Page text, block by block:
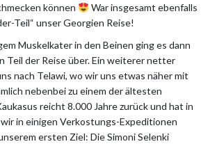
können
War insgesamt ebenfalls
Teil“ unser Georgien Reise!
Muskelkater in den Beinen ging es dann
Teil der Reise über. Ein weiterer netter
nach Telawi, wo wir uns etwas näher mit
nebenbei zu einem der ältesten
reicht 8.000 Jahre zurück und hat in
in einigen Verkostungs-Expeditionen
ersten Ziel: Die Simoni Selenki